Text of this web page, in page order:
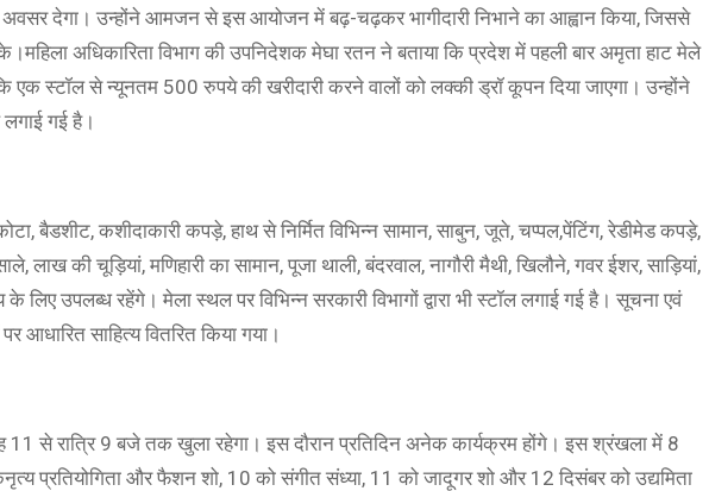
देगा। उन्होंने आमजन से इस आयोजन में बढ़-चढ़कर भागीदारी निभाने का आह्वान किया, जिससे
अधिकारिता विभाग की उपनिदेशक मेघा रतन ने बताया कि प्रदेश में पहली बार अमृता हाट मेले
एक स्टॉल से न्यूनतम 500 रुपये की खरीदारी करने वालों को लक्की ड्रॉ कूपन दिया जाएगा। उन्होंने
लगाई गई है।
बैडशीट, कशीदाकारी कपड़े, हाथ से निर्मित विभिन्न सामान, साबुन, जूते, चप्पल,पेंटिंग, रेडीमेड कपड़े,
लाख की चूड़ियां, मणिहारी का सामान, पूजा थाली, बंदरवाल, नागौरी मैथी, खिलौने, गवर ईशर, साड़ियां,
लिए उपलब्ध रहेंगे। मेला स्थल पर विभिन्न सरकारी विभागों द्वारा भी स्टॉल लगाई गई है। सूचना एवं
आधारित साहित्य वितरित किया गया।
11 से रात्रि 9 बजे तक खुला रहेगा। इस दौरान प्रतिदिन अनेक कार्यक्रम होंगे। इस श्रंखला में 8
प्रतियोगिता और फैशन शो, 10 को संगीत संध्या, 11 को जादूगर शो और 12 दिसंबर को उद्यमिता